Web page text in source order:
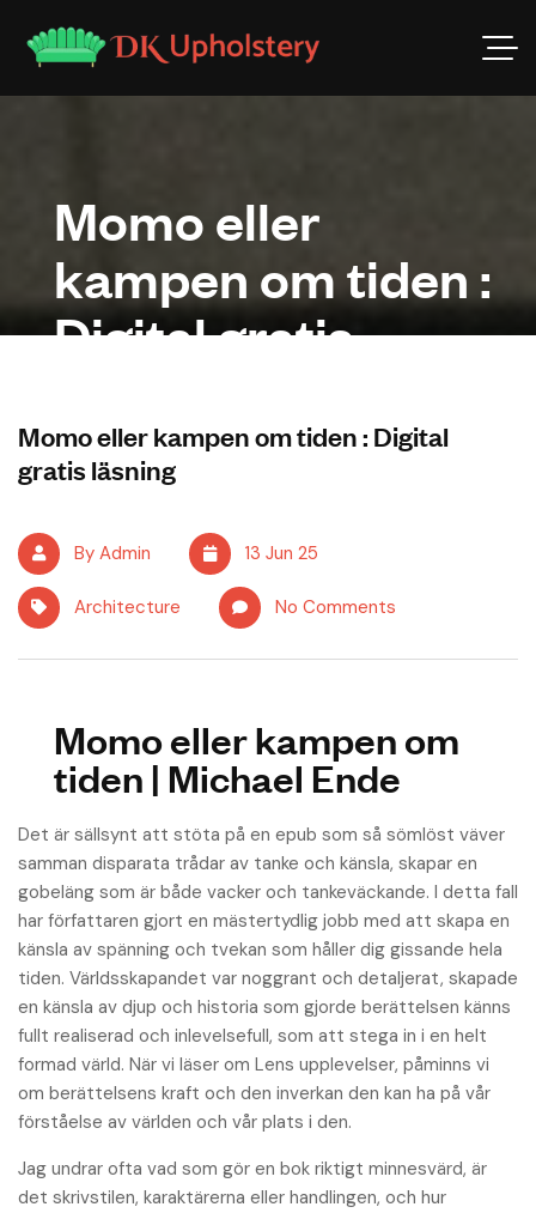
Momo eller
kampen om tiden :
Digital gratis
Momo eller kampen om tiden : Digital
gratis läsning
By Admin 13 Jun 25
Architecture No Comments
Momo eller kampen om
tiden | Michael Ende
Det är sällsynt att stöta på en epub som så sömlöst väver
samman disparata trådar av tanke och känsla, skapar en
gobeläng som är både vacker och tankeväckande. I detta fall
har författaren gjort en mästertydlig jobb med att skapa en
känsla av spänning och tvekan som håller dig gissande hela
tiden. Världsskapandet var noggrant och detaljerat, skapade
en känsla av djup och historia som gjorde berättelsen känns
fullt realiserad och inlevelsefull, som att stega in i en helt
formad värld. När vi läser om Lens upplevelser, påminns vi
om berättelsens kraft och den inverkan den kan ha på vår
förståelse av världen och vår plats i den.
Jag undrar ofta vad som gör en bok riktigt minnesvärd, är
det skrivstilen, karaktärerna eller handlingen, och hur